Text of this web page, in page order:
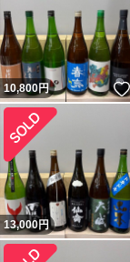
10,800円
13,000円